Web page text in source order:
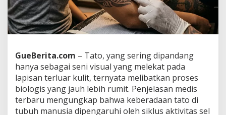
l
m
i
a
d
B
a
l
i
k
GueBerita.com – Tato, yang sering dipandang
hanya sebagai seni visual yang melekat pada
lapisan terluar kulit, ternyata melibatkan proses
biologis yang jauh lebih rumit. Penjelasan medis
terbaru mengungkap bahwa keberadaan tato di
tubuh manusia dipengaruhi oleh siklus aktivitas sel